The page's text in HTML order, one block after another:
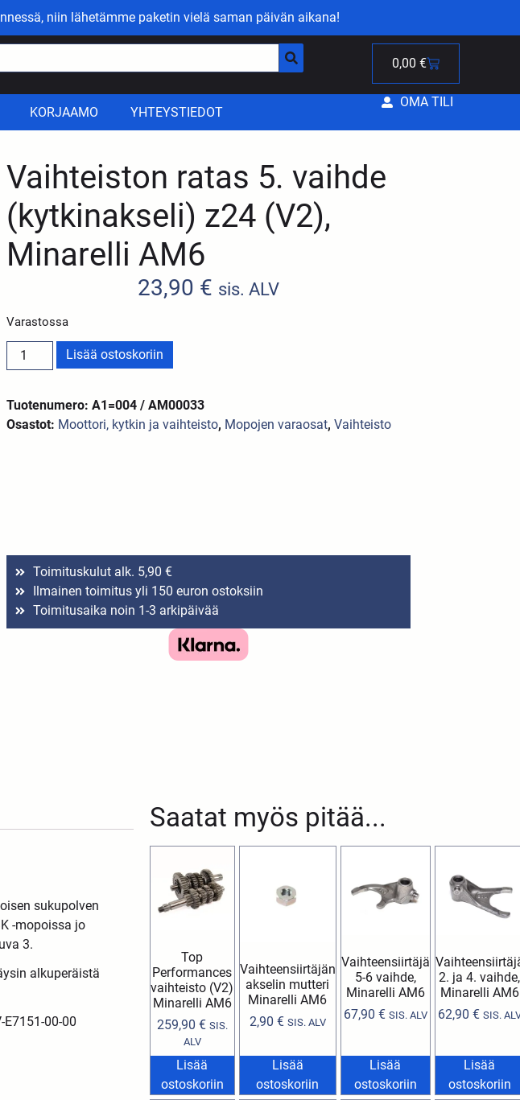
niin lähetämme paketin vielä saman päivän aikana!
0,00 €
KORJAAMO YHTEYSTIEDOT
OMA TILI
Vaihteiston ratas 5. vaihde
(kytkinakseli) z24 (V2),
Minarelli AM6
23,90 € sis. ALV
Varastossa
Lisää ostoskoriin
Tuotenumero: A1=004 / AM00033
Osastot: Moottori, kytkin ja vaihteisto, Mopojen varaosat,Vaihteisto
Toimituskulut alk. 5,90 €
Ilmainen toimitus yli 150 euron ostoksiin
Toimitusaika noin 1-3 arkipäivää
Saatat myös pitää...
Top
Performances
vaihteisto (V2)
Minarelli AM6
259,90 € SIS.
ALV
Lisää
ostoskoriin
Vaihteensiirtäjän
akselin mutteri
Minarelli AM6
2,90 € SIS. ALV
Lisää
ostoskoriin
Vaihteensiirtäjä
5-6 vaihde,
Minarelli AM6
67,90 € SIS. ALV
Lisää
ostoskoriin
2. ja 4. vaihde,
Minarelli AM6
62,90 € SIS.
Lisää
ostoskoriin
sukupolven
-mopoissa jo
3.
alkuperäistä
00-00